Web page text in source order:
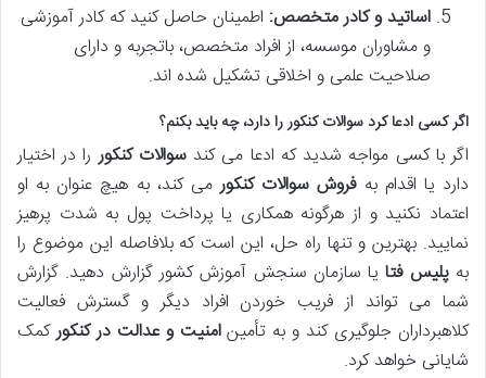
اساتید و کادر متخصص: اطمینان حاصل کنید که کادر آموزشی
و مشاوران موسسه، از افراد متخصص، باتجربه و دارای
صلاحیت علمی و اخلاقی تشکیل شده اند.
اگر کسی ادعا کرد سوالات کنکوررا دارد، چه باید بکنم؟
اگر با کسی مواجه شدید که ادعا می کندسوالات کنکوررا در اختیار
دارد یا اقدام بهفروش سوالات کنکورمی کند، به هیچ عنوان به او
اعتماد نکنید و از هرگونه همکاری یا پرداخت پول به شدت پرهیز
نمایید. بهترین و تنها راه حل، این است که بلافاصله این موضوع را
بهپلیس فتایا سازمان سنجش آموزش کشور گزارش دهید. گزارش
شما می تواند از فریب خوردن افراد دیگر و گسترش فعالیت
کلاهبرداران جلوگیری کند و به تأمینامنیت و عدالت در کنکورکمک
شایانی خواهد کرد.